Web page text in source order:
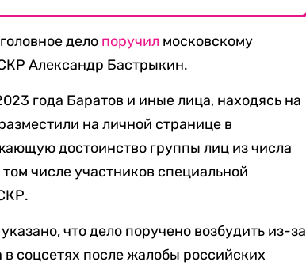
дело поручил московскому
Александр Бастрыкин.
года Баратов и иные лица, находясь на
на личной странице в
достоинство группы лиц из числа
числе участников специальной
что дело поручено возбудить из-за
в соцсетях после жалобы российских